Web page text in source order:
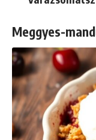
Meggyes-